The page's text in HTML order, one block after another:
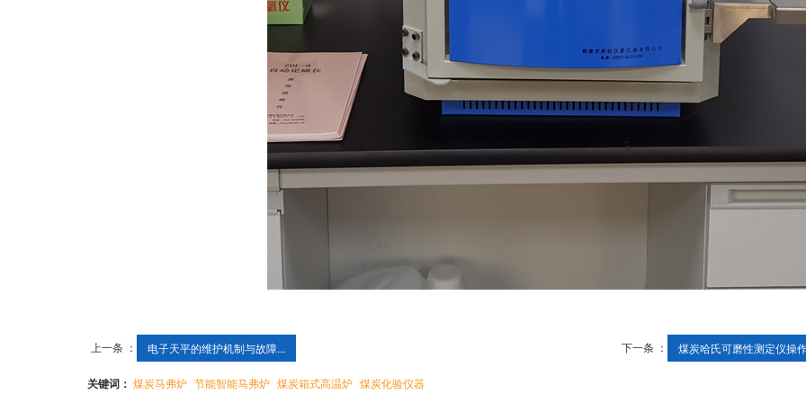
上一条 ： 电子天平的维护机制与故障... 下一条 ： 煤炭哈氏可磨性测定仪操
关键词： 煤炭马弗炉 节能智能马弗炉 煤炭箱式高温炉 煤炭化验仪器